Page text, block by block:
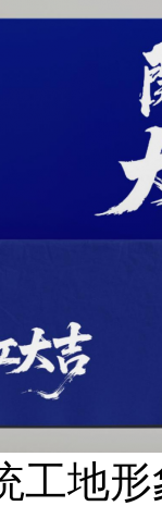
工地